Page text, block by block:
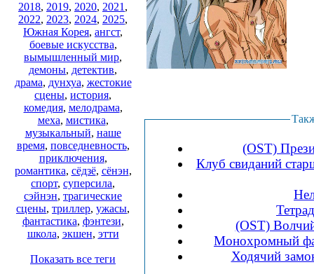
2018, 2019, 2020, 2021 ,
2022, 2023, 2024, 2025,
Южная Корея, ангст,
боевые искусства,
вымышленный мир,
демоны, детектив,
драма, дунхуа, жестокие
сцены, история,
комедия, мелодрама,
меха, мистика,
музыкальный, наше
время, повседневность,
приключения,
романтика, сёдзё, сёнэн,
спорт, суперсила,
сэйнэн, трагические
сцены, триллер, ужасы,
фантастика, фэнтези,
школа, экшен, этти
Показать все теги
(OST)
Клуб свиданий
(OST)
Монохромный
Ходячий